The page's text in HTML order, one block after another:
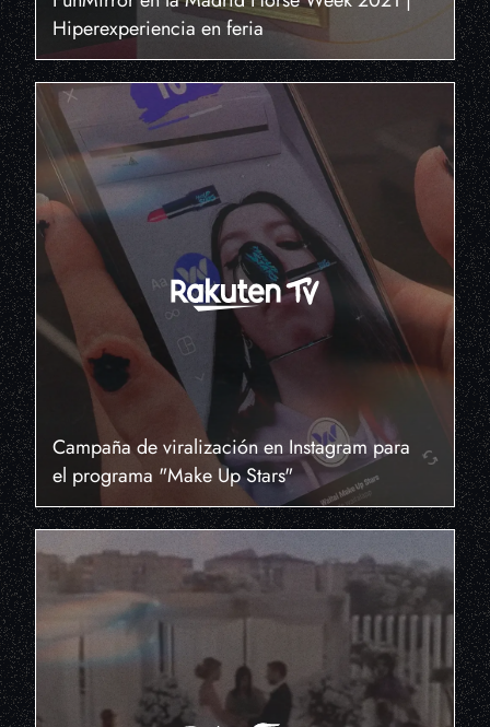
Hiperexperiencia en feria
Campaña de viralización en Instagram para
el programa "Make Up Stars"